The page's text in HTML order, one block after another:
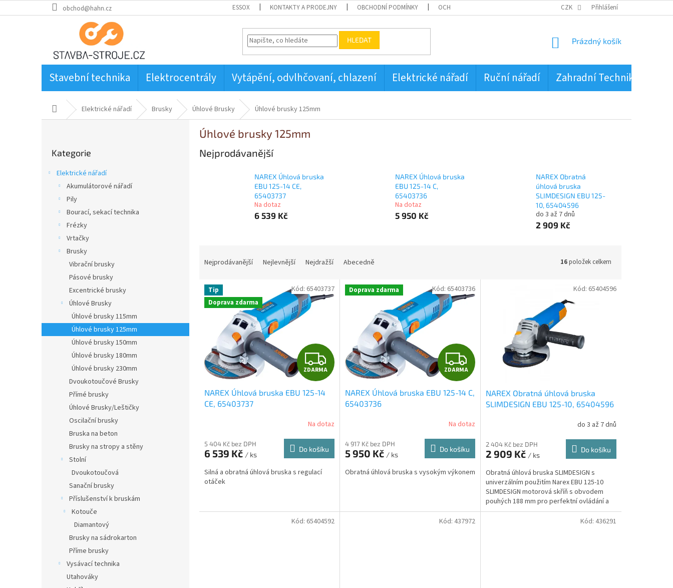
na
obchod@hahn.cz ESSOX KONTAKTY A PRODEJNY OBCHODNÍ PODMÍNKY OCHRANA OSOBNÍCH ÚDAJŮ CZK Přihlášení
HLEDAT
NÁKUPNÍ
Prázdný košík
Stavební technika Elektrocentrály Vytápění, odvlhčovaní, chlazení Elektrické nářadí Ruční nářadí Zahradní Technika
Domů Elektrické nářadí Brusky Úhlové Brusky Úhlové brusky 125mm
kategorie
Kategorie
Elektrické nářadí
Akumulátorové nářadí
Pily
Bourací, sekací technika
Frézky
Vrtačky
Brusky
Vibrační brusky
Pásové brusky
Excentrické brusky
Úhlové Brusky
Úhlové brusky 115mm
Úhlové brusky 125mm
Úhlové brusky 150mm
Úhlové brusky 180mm
Úhlové brusky 230mm
Dvoukotoučové Brusky
Přímé brusky
Úhlové Brusky/Leštičky
Oscilační brusky
Bruska na beton
Brusky na stropy a stěny
Stolní
Dvoukotoučová
Sanační brusky
Příslušenství k bruskám
Kotouče
Diamantový
Brusky na sádrokarton
Příme brusky
Vysávací technika
Utahováky
Úhlové brusky 125mm
Nejprodávanější
NAREX Úhlová bruska
EBU 125-14 CE,
65403737
Na dotaz
6 539 Kč
NAREX Úhlová bruska
EBU 125-14 C,
65403736
Na dotaz
5 950 Kč
NAREX Obratná
úhlová bruska
SLIMDESIGN EBU 125-
10, 65404596
do 3 až 7 dnů
2 909 Kč
n
Nejprodávanější Nejlevnější Nejdražší Abecedně 16položek celkem
V
p
Tip
Doprava zdarma
Z
D
R
M
A
ZDARMA
NAREX Úhlová bruska EBU 125-14
CE, 65403737
Na dotaz
5 404 Kč bez DPH
6 539 Kč / ks
Do košíku
Silná a obratná úhlová bruska s regulací
otáček
Kód: 65403737 Doprava zdarma
Z
D
A
R
M
A
ZDARMA
NAREX Úhlová bruska EBU 125-14 C,
65403736
Na dotaz
4 917 Kč bez DPH
5 950 Kč / ks
Do košíku
Obratná úhlová bruska s vysokým výkonem
Kód: 65403736
NAREX Obratná úhlová bruska
SLIMDESIGN EBU 125-10, 65404596
do 3 až 7 dnů
2 404 Kč bez DPH
2 909 Kč / ks
Do košíku
Obratná úhlová bruska SLIMDESIGN s
univerzálním použitím Narex EBU 125-10
SLIMDESIGN motorová skříň s obvodem
pouhých 188 mm pro perfektní ovládání a
snadnou...
Kód: 65404596
Kód: 65404592 Kód: 437972 Kód: 436291